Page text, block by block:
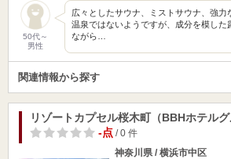
50代～
男性
広々としたサウナ、ミストサウナ、強力
温泉ではないようですが、成分を模した
ながら…
関連情報から探す
リゾートカプセル桜木町（BBHホテルグ
-点/ 0 件
神奈川県 / 横浜市中区